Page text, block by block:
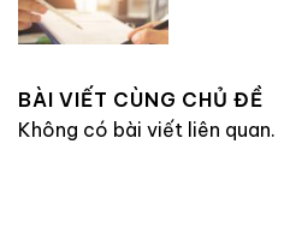
BÀI VIẾT CÙNG CHỦ ĐỀ
Không có bài viết liên quan.